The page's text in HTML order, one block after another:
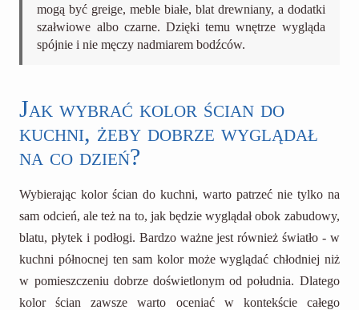
mogą być greige, meble białe, blat drewniany, a dodatki
szałwiowe albo czarne. Dzięki temu wnętrze wygląda
spójnie i nie męczy nadmiarem bodźców.
Jak wybrać kolor ścian do
kuchni, żeby dobrze wyglądał
na co dzień?
Wybierając kolor ścian do kuchni, warto patrzeć nie tylko na
sam odcień, ale też na to, jak będzie wyglądał obok zabudowy,
blatu, płytek i podłogi. Bardzo ważne jest również światło - w
kuchni północnej ten sam kolor może wyglądać chłodniej niż
w pomieszczeniu dobrze doświetlonym od południa. Dlatego
kolor ścian zawsze warto oceniać w kontekście całego